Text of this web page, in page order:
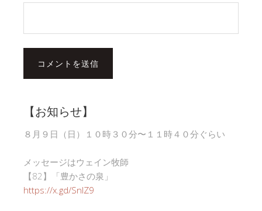
【お知らせ】
８月９日（日）１０時３０分〜１１時４０分ぐらい
メッセージはウェイン牧師
【82】「豊かさの泉」
https://x.gd/SnlZ9